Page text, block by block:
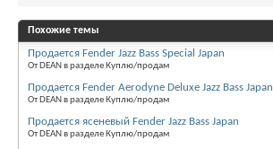
Похожие темы
Продается Fender Jazz Bass Special Japan
От DEAN в разделе Куплю/продам
Продается Fender Aerodyne Deluxe Jazz Bass Japan
От DEAN в разделе Куплю/продам
Продается ясеневый Fender Jazz Bass Japan
От DEAN в разделе Куплю/продам